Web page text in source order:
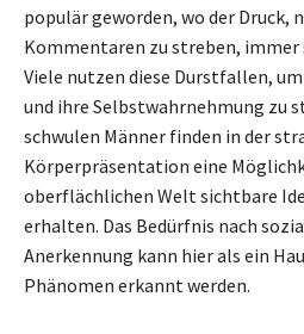
populär geworden, wo der Druck,
Kommentaren zu streben,
Viele nutzen diese Durstfallen,
und ihre Selbstwahrnehmung zu
schwulen Männer finden in der
Körperpräsentation eine
oberflächlichen Welt sichtbare
erhalten. Das Bedürfnis nach
Anerkennung kann hier als ein
Phänomen erkannt werden.